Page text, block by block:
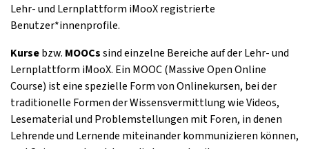
Lehr- und Lernplattform iMooX registrierte
Benutzer*innenprofile.
Kursebzw. MOOCssind einzelne Bereiche auf der Lehr- und
Lernplattform iMooX. Ein MOOC (Massive Open Online
Course) ist eine spezielle Form von Onlinekursen, bei der
traditionelle Formen der Wissensvermittlung wie Videos,
Lesematerial und Problemstellungen mit Foren, in denen
Lehrende und Lernende miteinander kommunizieren können,